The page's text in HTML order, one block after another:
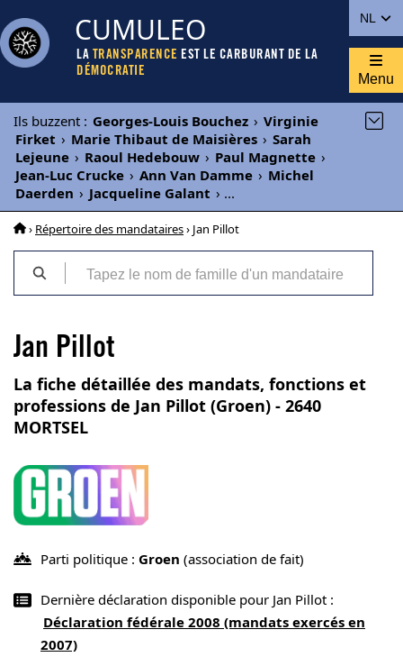
NL
CUMULEO
LA TRANSPARENCE EST LE CARBURANT DE LA
DÉMOCRATIE
Menu
Ils buzzent : Georges-Louis Bouchez › Virginie
Firket › Marie Thibaut de Maisières › Sarah
Lejeune › Raoul Hedebouw › Paul Magnette ›
Jean-Luc Crucke › Ann Van Damme › Michel
Daerden › Jacqueline Galant › ...
› Répertoire des mandataires› Jan Pillot
Jan Pillot
La fiche détaillée des mandats, fonctions et
professions de Jan Pillot (Groen) - 2640
MORTSEL
Parti politique : Groen (association de fait)
Dernière déclaration disponible pour Jan Pillot :
Déclaration fédérale 2008 (mandats exercés en
2007)